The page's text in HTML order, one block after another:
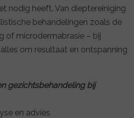
nodig heeft. Van dieptereiniging
behandelingen zoals de
of microdermabrasie – bij
om resultaat en ontspanning
gezichtsbehandeling bij
en advies